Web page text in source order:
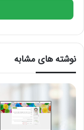
موردنظر خود می
اول و بازاریابی
است که برای
فریلنسرهایی که
نوشته های مشابه